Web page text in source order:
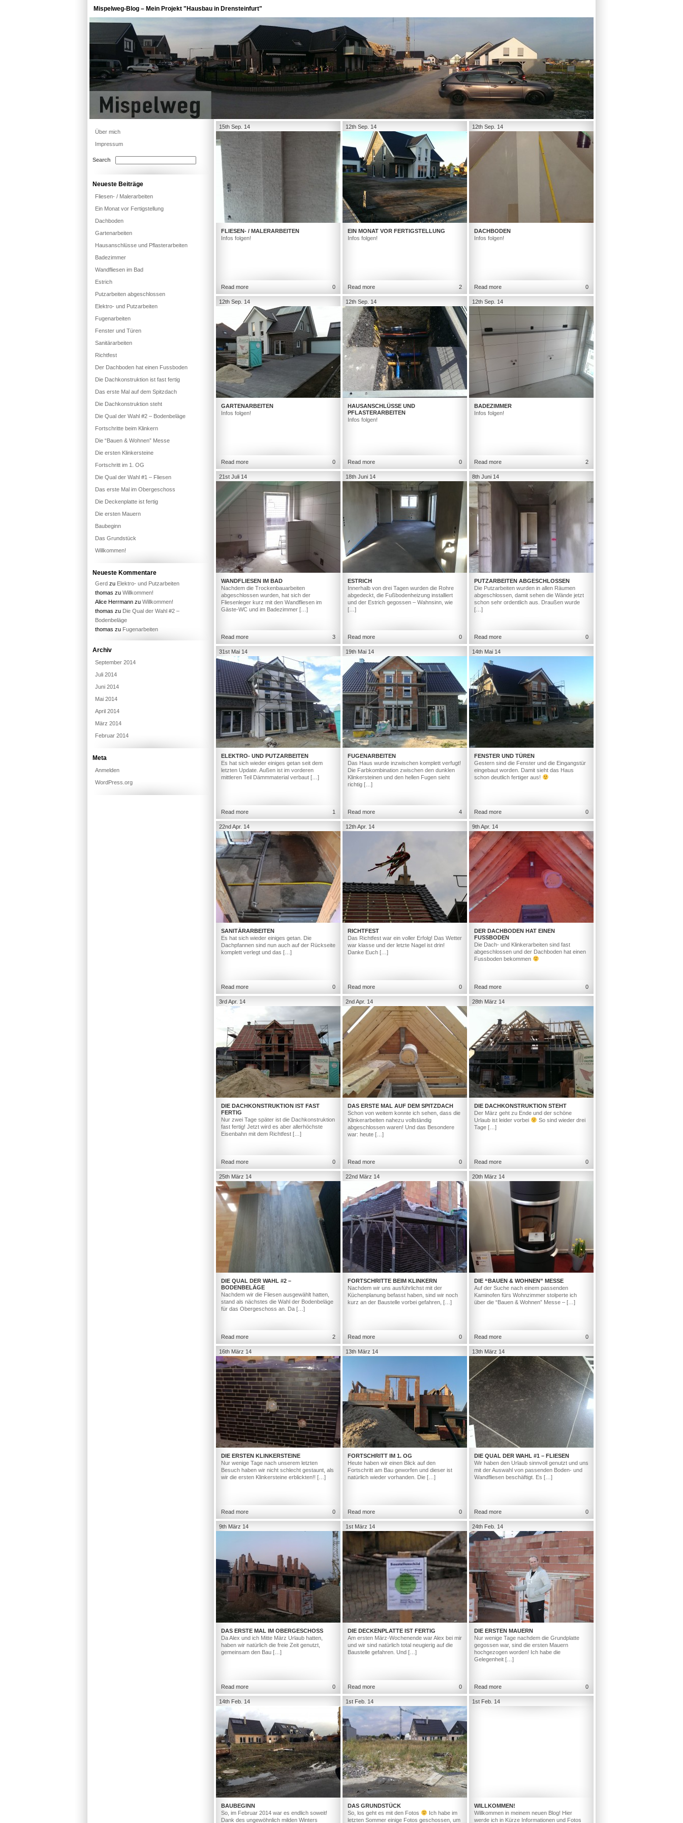
Mispelweg-Blog – Mein Projekt "Hausbau in Drensteinfurt"
15th Sep. 14
FLIESEN- / MALERARBEITEN
Infos folgen!
Read more 0
12th Sep. 14
EIN MONAT VOR FERTIGSTELLUNG
Infos folgen!
Read more 2
12th Sep. 14
DACHBODEN
Infos folgen!
Read more 0
12th Sep. 14
GARTENARBEITEN
Infos folgen!
Read more 0
12th Sep. 14
HAUSANSCHLÜSSE UND
PFLASTERARBEITEN
Infos folgen!
Read more 0
12th Sep. 14
BADEZIMMER
Infos folgen!
Read more 2
21st Juli 14
WANDFLIESEN IM BAD
Nachdem die Trockenbauarbeiten
abgeschlossen wurden, hat sich der
Fliesenleger kurz mit den Wandfliesen im
Gäste-WC und im Badezimmer […]
Read more 3
18th Juni 14
ESTRICH
Innerhalb von drei Tagen wurden die Rohre
abgedeckt, die Fußbodenheizung installiert
und der Estrich gegossen – Wahnsinn, wie
[…]
Read more 0
8th Juni 14
PUTZARBEITEN ABGESCHLOSSEN
Die Putzarbeiten wurden in allen Räumen
abgeschlossen, damit sehen die Wände jetzt
schon sehr ordentlich aus. Draußen wurde
[…]
Read more 0
31st Mai 14
ELEKTRO- UND PUTZARBEITEN
Es hat sich wieder einiges getan seit dem
letzten Update. Außen ist im vorderen
mittleren Teil Dämmmaterial verbaut […]
Read more 1
19th Mai 14
FUGENARBEITEN
Das Haus wurde inzwischen komplett verfugt!
Die Farbkombination zwischen den dunklen
Klinkersteinen und den hellen Fugen sieht
richtig […]
Read more 4
14th Mai 14
FENSTER UND TÜREN
Gestern sind die Fenster und die Eingangstür
eingebaut worden. Damit sieht das Haus
schon deutlich fertiger aus!
Read more 0
22nd Apr. 14
SANITÄRARBEITEN
Es hat sich wieder einiges getan. Die
Dachpfannen sind nun auch auf der Rückseite
komplett verlegt und das […]
Read more 0
12th Apr. 14
RICHTFEST
Das Richtfest war ein voller Erfolg! Das Wetter
war klasse und der letzte Nagel ist drin!
Danke Euch […]
Read more 0
9th Apr. 14
DER DACHBODEN HAT EINEN
FUSSBODEN
Die Dach- und Klinkerarbeiten sind fast
abgeschlossen und der Dachboden hat einen
Fussboden bekommen
Read more 0
3rd Apr. 14
DIE DACHKONSTRUKTION IST FAST
FERTIG
Nur zwei Tage später ist die Dachkonstruktion
fast fertig! Jetzt wird es aber allerhöchste
Eisenbahn mit dem Richtfest […]
Read more 0
2nd Apr. 14
DAS ERSTE MAL AUF DEM SPITZDACH
Schon von weitem konnte ich sehen, dass die
Klinkerarbeiten nahezu vollständig
abgeschlossen waren! Und das Besondere
war: heute […]
Read more 0
28th März 14
DIE DACHKONSTRUKTION STEHT
Der März geht zu Ende und der schöne
Urlaub ist leider vorbei
So sind wieder drei
Tage […]
Read more 0
25th März 14
DIE QUAL DER WAHL #2 –
BODENBELÄGE
Nachdem wir die Fliesen ausgewählt hatten,
stand als nächstes die Wahl der Bodenbeläge
für das Obergeschoss an. Da […]
Read more 2
22nd März 14
FORTSCHRITTE BEIM KLINKERN
Nachdem wir uns ausführlichst mit der
Küchenplanung befasst haben, sind wir noch
kurz an der Baustelle vorbei gefahren, […]
Read more 0
20th März 14
DIE “BAUEN & WOHNEN” MESSE
Auf der Suche nach einem passenden
Kaminofen fürs Wohnzimmer stolperte ich
über die “Bauen & Wohnen” Messe – […]
Read more 0
16th März 14
DIE ERSTEN KLINKERSTEINE
Nur wenige Tage nach unserem letzten
Besuch haben wir nicht schlecht gestaunt, als
wir die ersten Klinkersteine erblickten!! […]
Read more 0
13th März 14
FORTSCHRITT IM 1. OG
Heute haben wir einen Blick auf den
Fortschritt am Bau geworfen und dieser ist
natürlich wieder vorhanden. Die […]
Read more 0
13th März 14
DIE QUAL DER WAHL #1 – FLIESEN
Wir haben den Urlaub sinnvoll genutzt und uns
mit der Auswahl von passenden Boden- und
Wandfliesen beschäftigt. Es […]
Read more 0
9th März 14
DAS ERSTE MAL IM OBERGESCHOSS
Da Alex und ich Mitte März Urlaub hatten,
haben wir natürlich die freie Zeit genutzt,
gemeinsam den Bau […]
Read more 0
1st März 14
DIE DECKENPLATTE IST FERTIG
Am ersten März-Wochenende war Alex bei mir
und wir sind natürlich total neugierig auf die
Baustelle gefahren. Und […]
Read more 0
24th Feb. 14
DIE ERSTEN MAUERN
Nur wenige Tage nachdem die Grundplatte
gegossen war, sind die ersten Mauern
hochgezogen worden! Ich habe die
Gelegenheit […]
Read more 0
14th Feb. 14
BAUBEGINN
So, im Februar 2014 war es endlich soweit!
Dank des ungewöhnlich milden Winters
1st Feb. 14
DAS GRUNDSTÜCK
So, los geht es mit den Fotos
Ich habe im
letzten Sommer einige Fotos geschossen, um
1st Feb. 14
WILLKOMMEN!
Willkommen in meinem neuen Blog! Hier
werde ich in Kürze Informationen und Fotos
Über mich
Impressum
Search
Neueste Beiträge
Fliesen- / Malerarbeiten
Ein Monat vor Fertigstellung
Dachboden
Gartenarbeiten
Hausanschlüsse und Pflasterarbeiten
Badezimmer
Wandfliesen im Bad
Estrich
Putzarbeiten abgeschlossen
Elektro- und Putzarbeiten
Fugenarbeiten
Fenster und Türen
Sanitärarbeiten
Richtfest
Der Dachboden hat einen Fussboden
Die Dachkonstruktion ist fast fertig
Das erste Mal auf dem Spitzdach
Die Dachkonstruktion steht
Die Qual der Wahl #2 – Bodenbeläge
Fortschritte beim Klinkern
Die “Bauen & Wohnen” Messe
Die ersten Klinkersteine
Fortschritt im 1. OG
Die Qual der Wahl #1 – Fliesen
Das erste Mal im Obergeschoss
Die Deckenplatte ist fertig
Die ersten Mauern
Baubeginn
Das Grundstück
Willkommen!
Neueste Kommentare
Gerd zu Elektro- und Putzarbeiten
thomas zu Willkommen!
Alice Herrmann zu Willkommen!
thomas zu Die Qual der Wahl #2 –
Bodenbeläge
thomas zu Fugenarbeiten
Archiv
September 2014
Juli 2014
Juni 2014
Mai 2014
April 2014
März 2014
Februar 2014
Meta
Anmelden
WordPress.org